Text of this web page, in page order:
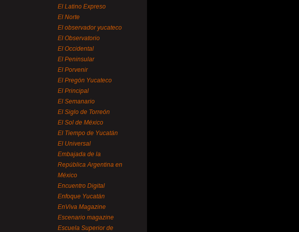
El Latino Expreso
El Norte
El observador yucateco
El Observatorio
El Occidental
El Peninsular
El Porvenir
El Pregón Yucateco
El Principal
El Semanario
El Siglo de Torreón
El Sol de México
El Tiempo de Yucatán
El Universal
Embajada de la
República Argentina en
México
Encuentro Digital
Enfoque Yucatán
EnViva Magazine
Escenario magazine
Escuela Superior de